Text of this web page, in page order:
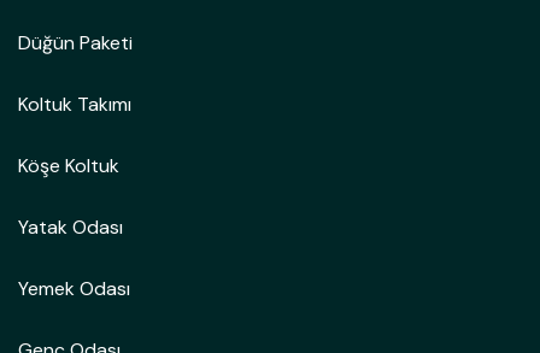
Düğün Paketi
Koltuk Takımı
Köşe Koltuk
Yatak Odası
Yemek Odası